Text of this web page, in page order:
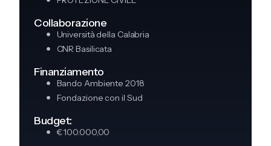
Collaborazione
Università della Calabria
CNR Basilicata
Finanziamento
Bando Ambiente 2018
Fondazione con il Sud
Budget:
€ 100.000,00